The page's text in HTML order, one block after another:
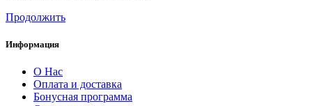
Продолжить
Информация
О Нас
Оплата и доставка
Бонусная программа